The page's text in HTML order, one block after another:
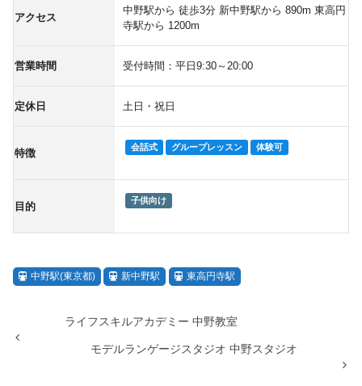
アクセス
中野駅から 徒歩3分 新中野駅から 890m 東高円
寺駅から 1200m
営業時間 受付時間：平日9:30～20:00
定休日 土日・祝日
特徴 会話式 グループレッスン 体験可
目的 子供向け
中野駅(東京都) 新中野駅 東高円寺駅
ライフスキルアカデミー 中野教室
モデルランゲージスタジオ 中野スタジオ